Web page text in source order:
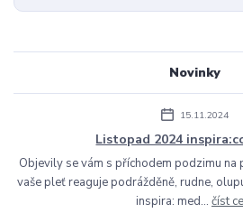
Novinky
15.11.2024
Listopad 2024
Objevily se vám s příchodem podzimu na
vaše pleť reaguje podrážděně, rudne,
inspira: med... číst